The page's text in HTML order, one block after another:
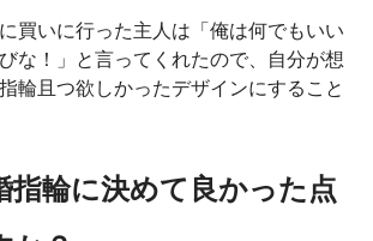
買いに行った主人は「俺は何でもいい
な！」と言ってくれたので、自分が想
輪且つ欲しかったデザインにすること
指輪に決めて良かった点